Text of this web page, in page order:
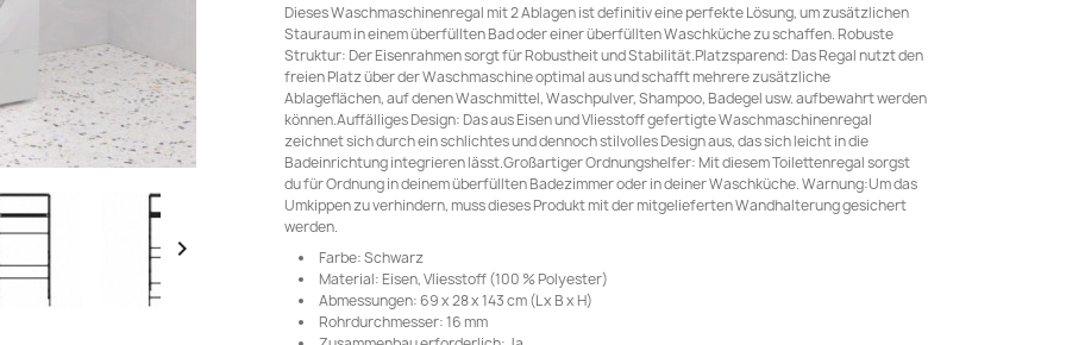

Dieses Waschmaschinenregal mit 2 Ablagen ist definitiv eine perfekte Lösung, um zusätzlichen
Stauraum in einem überfüllten Bad oder einer überfüllten Waschküche zu schaffen. Robuste
Struktur: Der Eisenrahmen sorgt für Robustheit und Stabilität.Platzsparend: Das Regal nutzt den
freien Platz über der Waschmaschine optimal aus und schafft mehrere zusätzliche
Ablageflächen, auf denen Waschmittel, Waschpulver, Shampoo, Badegel usw. aufbewahrt werden
können.Auffälliges Design: Das aus Eisen und Vliesstoff gefertigte Waschmaschinenregal
zeichnet sich durch ein schlichtes und dennoch stilvolles Design aus, das sich leicht in die
Badeinrichtung integrieren lässt.Großartiger Ordnungshelfer: Mit diesem Toilettenregal sorgst
du für Ordnung in deinem überfüllten Badezimmer oder in deiner Waschküche. Warnung:Um das
Umkippen zu verhindern, muss dieses Produkt mit der mitgelieferten Wandhalterung gesichert
werden.
Farbe: Schwarz
Material: Eisen, Vliesstoff (100 % Polyester)
Abmessungen: 69 x 28 x 143 cm (L x B x H)
Rohrdurchmesser: 16 mm